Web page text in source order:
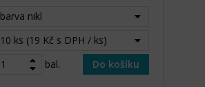
barva nikl
10 ks (19 Kč s DPH / ks)
bal.
Do košíku